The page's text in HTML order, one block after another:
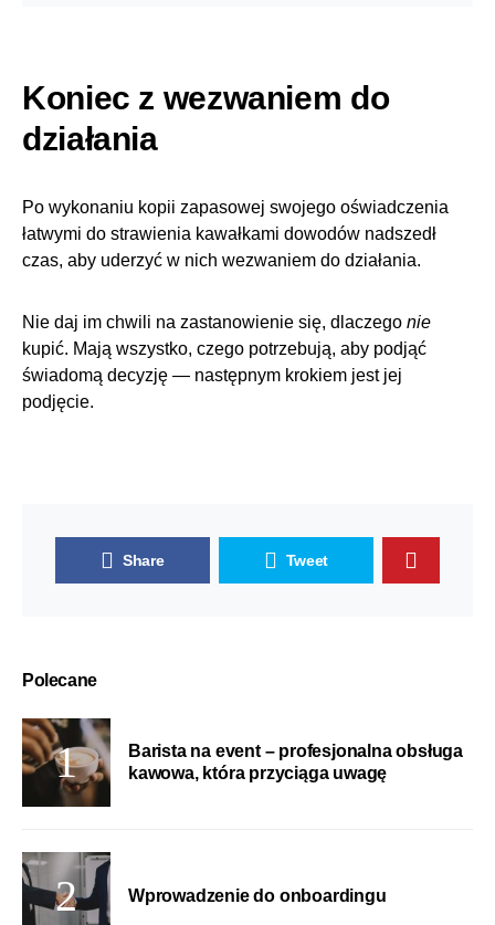
Koniec z wezwaniem do
działania
Po wykonaniu kopii zapasowej swojego oświadczenia
łatwymi do strawienia kawałkami dowodów nadszedł
czas, aby uderzyć w nich wezwaniem do działania.
Nie daj im chwili na zastanowienie się, dlaczego nie
kupić. Mają wszystko, czego potrzebują, aby podjąć
świadomą decyzję — następnym krokiem jest jej
podjęcie.
Share Tweet
Polecane
Barista na event – profesjonalna obsługa
kawowa, która przyciąga uwagę
Wprowadzenie do onboardingu